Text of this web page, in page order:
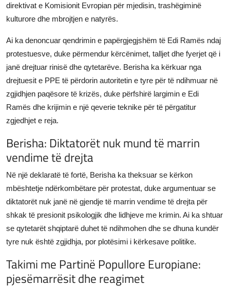
direktivat e Komisionit Evropian për mjedisin, trashëgiminë
kulturore dhe mbrojtjen e natyrës.
Ai ka denoncuar qendrimin e papërgjegjshëm të Edi Ramës ndaj
protestuesve, duke përmendur kërcënimet, talljet dhe fyerjet që i
janë drejtuar rinisë dhe qytetarëve. Berisha ka kërkuar nga
drejtuesit e PPE të përdorin autoritetin e tyre për të ndihmuar në
zgjidhjen paqësore të krizës, duke përfshirë largimin e Edi
Ramës dhe krijimin e një qeverie teknike për të përgatitur
zgjedhjet e reja.
Berisha: Diktatorët nuk mund të marrin
vendime të drejta
Në një deklaratë të fortë, Berisha ka theksuar se kërkon
mbështetje ndërkombëtare për protestat, duke argumentuar se
diktatorët nuk janë në gjendje të marrin vendime të drejta për
shkak të presionit psikologjik dhe lidhjeve me krimin. Ai ka shtuar
se qytetarët shqiptarë duhet të ndihmohen dhe se dhuna kundër
tyre nuk është zgjidhja, por plotësimi i kërkesave politike.
Takimi me Partinë Popullore Europiane:
pjesëmarrësit dhe reagimet